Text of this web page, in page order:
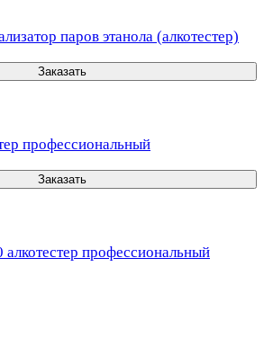
паров этанола (алкотестер)
Заказать
профессиональный
Заказать
профессиональный